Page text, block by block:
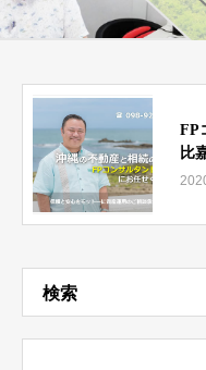
FP
比
検索